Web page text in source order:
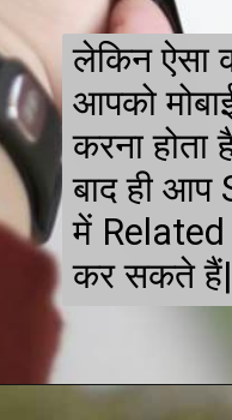
लेकिन ऐसा
आपको
करना
बाद ही
में
कर सकते हैं|